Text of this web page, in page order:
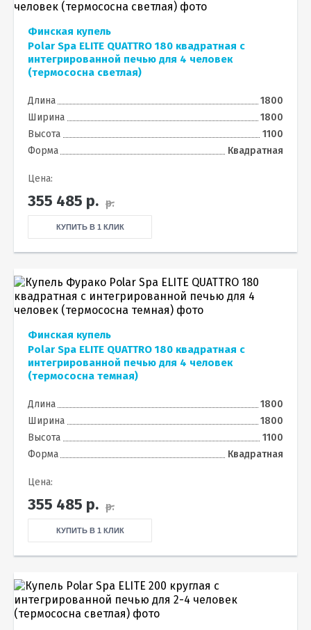
Финская купель
Polar Spa ELITE QUATTRO 180 квадратная с
интегрированной печью для 4 человек
(термососна светлая)
Длина
1800
Ширина
1800
Высота
1100
Форма
Квадратная
Цена:
355 485 р. р.
КУПИТЬ В 1 КЛИК
Финская купель
Polar Spa ELITE QUATTRO 180 квадратная с
интегрированной печью для 4 человек
(термососна темная)
Длина
1800
Ширина
1800
Высота
1100
Форма
Квадратная
Цена:
355 485 р. р.
КУПИТЬ В 1 КЛИК